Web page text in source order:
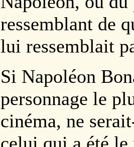
ressemblant de
lui ressemblait
Si Napoléon
personnage le
cinéma, ne